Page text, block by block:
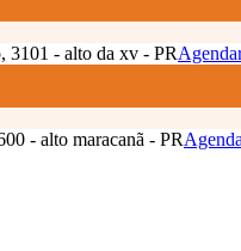
3101 - alto da xv - PR
- alto maracanã - PR